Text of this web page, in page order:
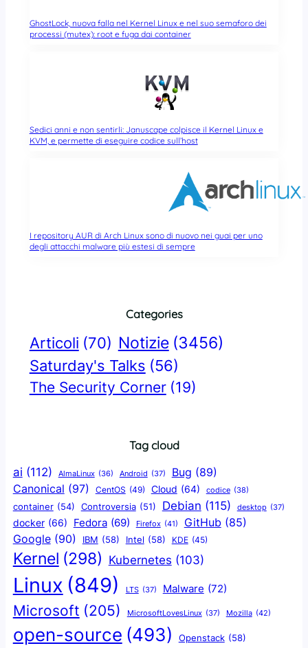
GhostLock, nuova falla nel Kernel Linux e nel suo semaforo dei
processi (mutex): root e fuga dai container
Sedici anni e non sentirli: Januscape colpisce il Kernel Linux e
KVM, e permette di eseguire codice sull’host
I repository AUR di Arch Linux sono di nuovo nei guai per uno
degli attacchi malware più estesi di sempre
Categories
Articoli (70) Notizie (3456)
Saturday's Talks (56)
The Security Corner (19)
Tag cloud
ai (112) AlmaLinux (36) Android (37) Bug (89)
Canonical (97) CentOS (49) Cloud (64) codice (38)
container (54) Controversia (51) Debian (115) desktop (37)
docker (66) Fedora (69) Firefox (41) GitHub (85)
Google (90) IBM (58) Intel (58) KDE (45)
Kernel (298) Kubernetes (103)
Linux (849) LTS (37) Malware (72)
Microsoft (205) MicrosoftLovesLinux (37) Mozilla (42)
open-source (493) Openstack (58)